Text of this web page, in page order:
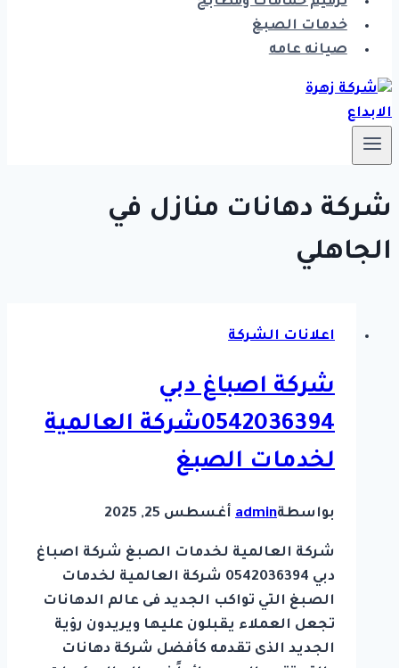
خدمات الصبغ
صيانه عامه
شركة دهانات منازل في
الجاهلي
اعلانات الشركة
شركة اصباغ دبي
0542036394شركة العالمية
لخدمات الصبغ
بواسطةadmin أغسطس 25, 2025
شركة العالمية لخدمات الصبغ شركة اصباغ
دبي 0542036394 شركة العالمية لخدمات
الصبغ التي تواكب الجديد فى عالم الدهانات
تجعل العملاء يقبلون عليها ويريدون رؤية
الجديد الذى تقدمه كأفضل شركة دهانات